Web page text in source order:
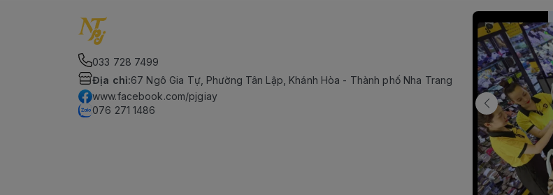
033 728 7499
Địa chỉ:67 Ngô Gia Tự, Phường Tân Lập, Khánh Hòa - Thành phố Nha Trang
www.facebook.com/pjgiay
076 271 1486